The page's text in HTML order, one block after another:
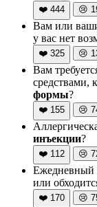
❤️ 444 😢
Вам или
у вас нет
❤️ 325 😢
Вам
средствами,
формы?
❤️ 155 😢
инъекции?
❤️ 112 😢
Ежедневный
или
❤️ 170 😢